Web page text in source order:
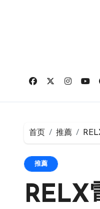
首页 推薦
推薦
RELX